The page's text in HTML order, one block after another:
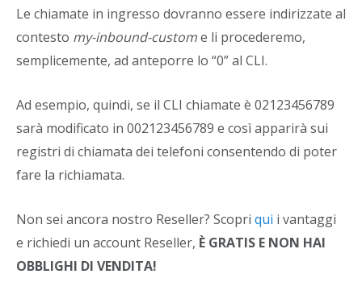
Le chiamate in ingresso dovranno essere indirizzate al
contesto my-inbound-custome li procederemo,
semplicemente, ad anteporre lo “0” al CLI.
Ad esempio, quindi, se il CLI chiamate è 02123456789
sarà modificato in 002123456789 e così apparirà sui
registri di chiamata dei telefoni consentendo di poter
fare la richiamata.
Non sei ancora nostro Reseller? Scopri qui i vantaggi
e richiedi un account Reseller, È GRATIS E NON HAI
OBBLIGHI DI VENDITA!